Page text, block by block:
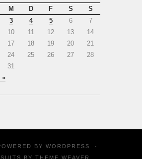
M D F S
S
3 4 5 6
7
10 11 12 13
14
17 18 19 20
21
24 25 26 27
28
31
»
BY WORDPRESS
·
BY THEME WEAVER